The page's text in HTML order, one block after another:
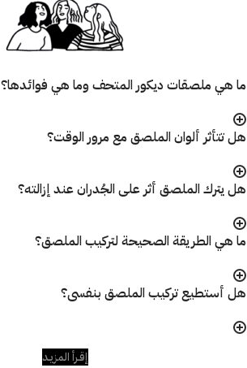
ما هي ملصقات ديكور المتحف وما هي فوائدها؟
هل تتأثر ألوان الملصق مع مرور الوقت؟
هل يترك الملصق أثر على الجُدران عند إزالته؟
ما هي الطريقة الصحيحة لتركيب الملصق؟
هل أستطيع تركيب الملصق بنفسى؟
إقـرأ المزيـد